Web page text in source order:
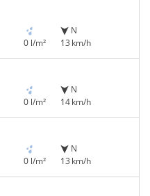
0 l/m²
N
13 km/h
0 l/m²
N
14 km/h
0 l/m²
N
13 km/h